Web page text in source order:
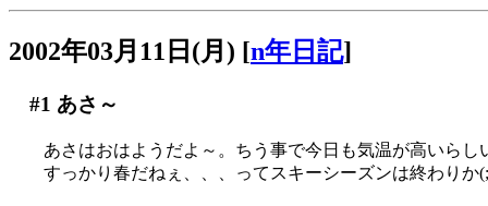
2002年03月11日(月) [n年日記]
#1 あさ～
あさはおはようだよ～。ちう事で今日も気温が高いらし
すっかり春だねぇ、、、ってスキーシーズンは終わりか